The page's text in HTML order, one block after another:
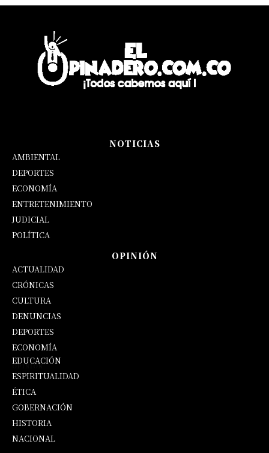
NOTICIAS
AMBIENTAL
DEPORTES
ECONOMÍA
ENTRETENIMIENTO
JUDICIAL
POLÍTICA
OPINIÓN
ACTUALIDAD
CRÓNICAS
CULTURA
DENUNCIAS
DEPORTES
ECONOMÍA
OPINIÓN
EDUCACIÓN
ESPIRITUALIDAD
ÉTICA
GOBERNACIÓN
HISTORIA
NACIONAL